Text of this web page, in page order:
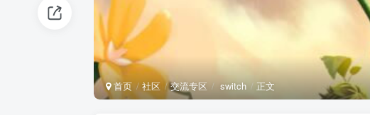
首页 社区 交流专区 switch 正文